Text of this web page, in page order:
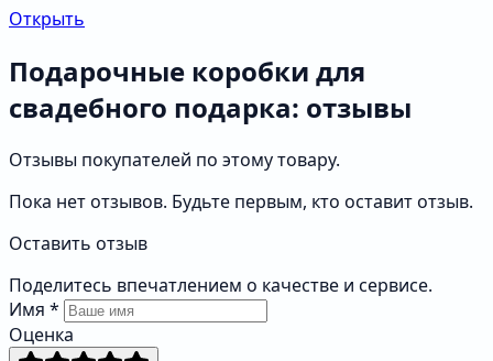
Открыть
Подарочные коробки для
свадебного подарка: отзывы
Отзывы покупателей по этому товару.
Пока нет отзывов. Будьте первым, кто оставит отзыв.
Оставить отзыв
Поделитесь впечатлением о качестве и сервисе.
Имя *
Оценка